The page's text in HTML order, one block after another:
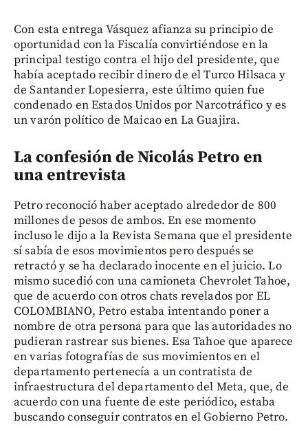
Con esta entrega Vásquez afianza su principio de
oportunidad con la Fiscalía convirtiéndose en la
principal testigo contra el hijo del presidente, que
había aceptado recibir dinero de el Turco Hilsaca y
de Santander Lopesierra, este último quien fue
condenado en Estados Unidos por Narcotráfico y es
un varón político de Maicao en La Guajira.
La confesión de Nicolás Petro en
una entrevista
Petro reconoció haber aceptado alrededor de 800
millones de pesos de ambos. En ese momento
incluso le dijo a la Revista Semana que el presidente
sí sabía de esos movimientos pero después se
retractó y se ha declarado inocente en el juicio. Lo
mismo sucedió con una camioneta Chevrolet Tahoe,
que de acuerdo con otros chats revelados por EL
COLOMBIANO, Petro estaba intentando poner a
nombre de otra persona para que las autoridades no
pudieran rastrear sus bienes. Esa Tahoe que aparece
en varias fotografías de sus movimientos en el
departamento pertenecía a un contratista de
infraestructura del departamento del Meta, que, de
acuerdo con una fuente de este periódico, estaba
buscando conseguir contratos en el Gobierno Petro.